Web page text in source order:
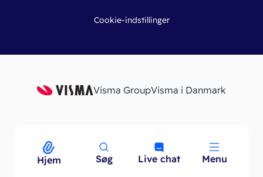
Hjem Søg Live chat Menu
Menu
Cookie-indstillinger
Visma GroupVisma i Danmark